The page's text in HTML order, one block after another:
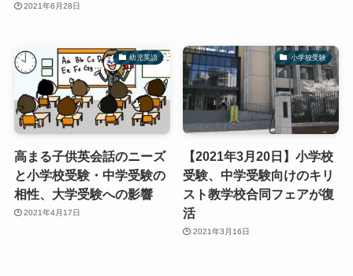
2021年6月28日
幼児英語
高まる子供英会話のニーズ
と小学校受験・中学受験の
相性、大学受験への影響
2021年4月17日
小学校受験
【2021年3月20日】小学校
受験、中学受験向けのキリ
スト教学校合同フェアが復
活
2021年3月16日